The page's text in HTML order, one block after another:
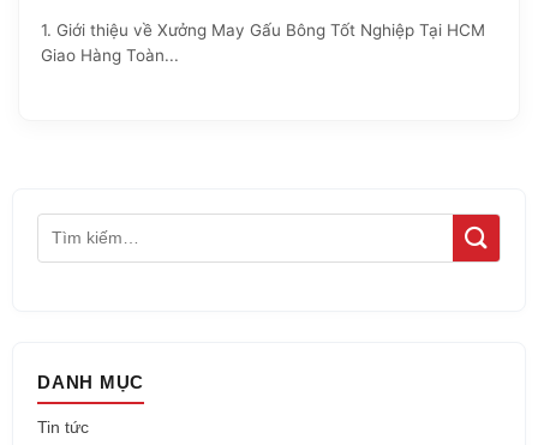
1. Giới thiệu về Xưởng May Gấu Bông Tốt Nghiệp Tại HCM
Giao Hàng Toàn...
DANH MỤC
Tin tức